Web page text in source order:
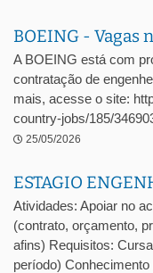
BOEING - Vagas
A BOEING está com
contratação de
mais, acesse o site:
country-jobs/185/
25/05/2026
ESTAGIO
Atividades: Apoiar no
(contrato, orçamento,
afins) Requisitos:
período)